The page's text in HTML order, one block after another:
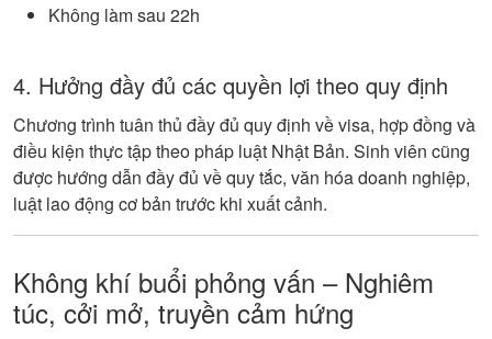
Không làm sau 22h
4. Hưởng đầy đủ các quyền lợi theo quy định
Chương trình tuân thủ đầy đủ quy định về visa, hợp đồng và
điều kiện thực tập theo pháp luật Nhật Bản. Sinh viên cũng
được hướng dẫn đầy đủ về quy tắc, văn hóa doanh nghiệp,
luật lao động cơ bản trước khi xuất cảnh.
Không khí buổi phỏng vấn – Nghiêm
túc, cởi mở, truyền cảm hứng